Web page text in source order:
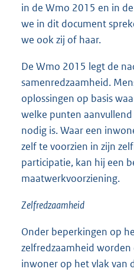
in de Wmo 2015 en in
we in dit document
we ook zij of haar.
De Wmo 2015 legt de
samenredzaamheid.
oplossingen op basis
welke punten
nodig is. Waar een
zelf te voorzien in zijn
participatie, kan hij een
maatwerkvoorziening.
Zelfredzaamheid
Onder beperkingen op
zelfredzaamheid
inwoner op het vlak van